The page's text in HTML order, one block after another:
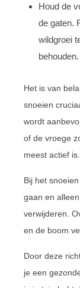
Houd de
de gaten.
wildgroei
behouden.
Het is van
snoeien
wordt
of de vroege
meest actief is.
Bij het
gaan en
verwijderen.
en de boom
Door deze
je een